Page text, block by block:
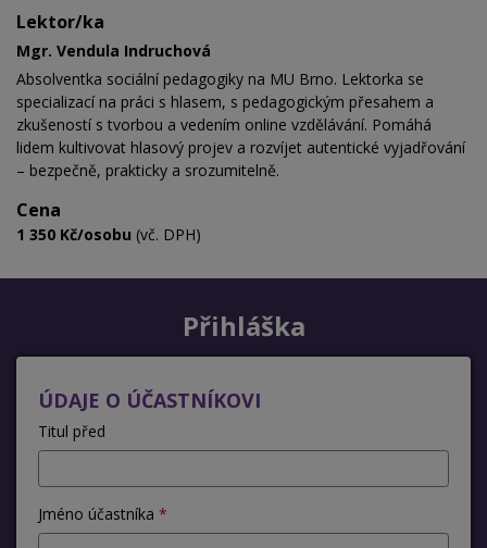
Lektor/ka
Mgr. Vendula Indruchová
Absolventka sociální pedagogiky na MU Brno. Lektorka se
specializací na práci s hlasem, s pedagogickým přesahem a
zkušeností s tvorbou a vedením online vzdělávání. Pomáhá
lidem kultivovat hlasový projev a rozvíjet autentické vyjadřování
– bezpečně, prakticky a srozumitelně.
Cena
1 350 Kč/osobu (vč. DPH)
Přihláška
ÚDAJE O ÚČASTNÍKOVI
Titul před
Jméno účastníka